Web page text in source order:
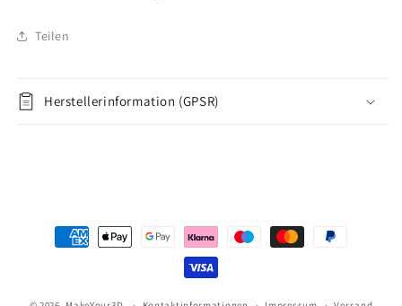
Teilen
Herstellerinformation (GPSR)
Zahlungsmethoden